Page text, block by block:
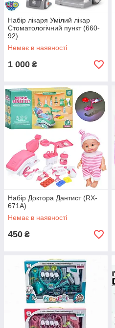
Набір лікаря Умілий лікар
Стоматологічний пункт (660-
92)
Немає в наявності
1 000 ₴
Набір Доктора Дантист (RX-
671A)
Немає в наявності
450 ₴